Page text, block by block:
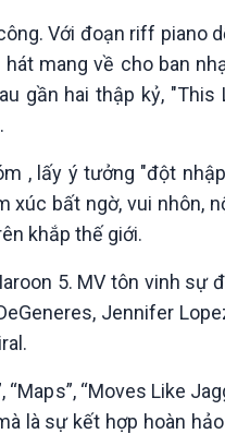
Với đoạn riff piano
mang về cho ban
gần hai thập kỷ,
, lấy ý tưởng "đột
bất ngờ, vui nhôn,
khắp thế giới.
5. MV tôn vinh
Jennifer
“Moves Like
là sự kết hợp hoàn